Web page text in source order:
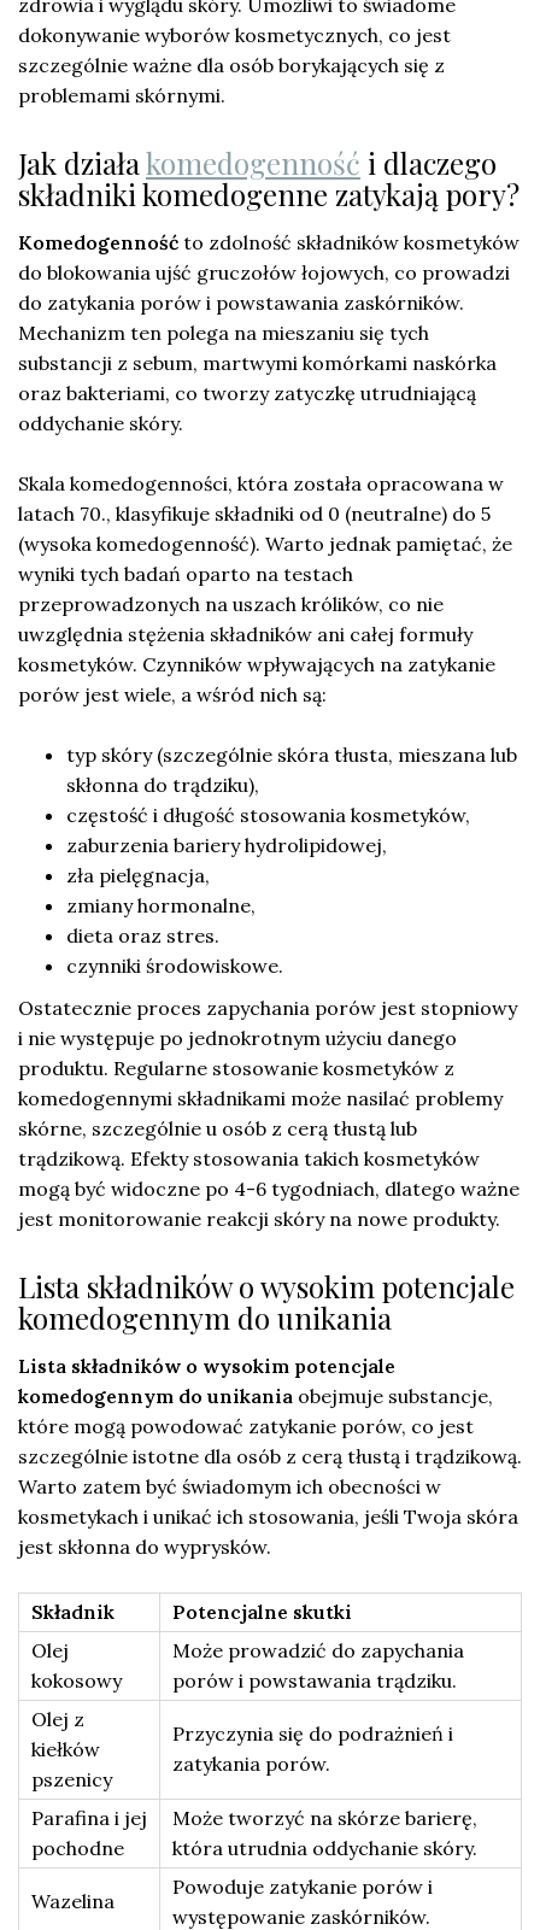
dokonywanie wyborów kosmetycznych, co jest
szczególnie ważne dla osób borykających się z
problemami skórnymi.
Jak działakomedogenność i dlaczego
składniki komedogenne zatykają pory?
Komedogenność to zdolność składników kosmetyków
do blokowania ujść gruczołów łojowych, co prowadzi
do zatykania porów i powstawania zaskórników.
Mechanizm ten polega na mieszaniu się tych
substancji z sebum, martwymi komórkami naskórka
oraz bakteriami, co tworzy zatyczkę utrudniającą
oddychanie skóry.
Skala komedogenności, która została opracowana w
latach 70., klasyfikuje składniki od 0 (neutralne) do 5
(wysoka komedogenność). Warto jednak pamiętać, że
wyniki tych badań oparto na testach
przeprowadzonych na uszach królików, co nie
uwzględnia stężenia składników ani całej formuły
kosmetyków. Czynników wpływających na zatykanie
porów jest wiele, a wśród nich są:
typ skóry (szczególnie skóra tłusta, mieszana lub
skłonna do trądziku),
częstość i długość stosowania kosmetyków,
zaburzenia bariery hydrolipidowej,
zła pielęgnacja,
zmiany hormonalne,
dieta oraz stres.
czynniki środowiskowe.
Ostatecznie proces zapychania porów jest stopniowy
i nie występuje po jednokrotnym użyciu danego
produktu. Regularne stosowanie kosmetyków z
komedogennymi składnikami może nasilać problemy
skórne, szczególnie u osób z cerą tłustą lub
trądzikową. Efekty stosowania takich kosmetyków
mogą być widoczne po 4-6 tygodniach, dlatego ważne
jest monitorowanie reakcji skóry na nowe produkty.
Lista składników o wysokim potencjale
komedogennym do unikania
Lista składników o wysokim potencjale
komedogennym do unikania obejmuje substancje,
które mogą powodować zatykanie porów, co jest
szczególnie istotne dla osób z cerą tłustą i trądzikową.
Warto zatem być świadomym ich obecności w
kosmetykach i unikać ich stosowania, jeśli Twoja skóra
jest skłonna do wyprysków.
Składnik
Potencjalne skutki
Olej
kokosowy
Może prowadzić do zapychania
porów i powstawania trądziku.
Olej z
kiełków
pszenicy
Przyczynia się do podrażnień i
zatykania porów.
Parafina i jej
pochodne
Może tworzyć na skórze barierę,
która utrudnia oddychanie skóry.
Wazelina
Powoduje zatykanie porów i
występowanie zaskórników.